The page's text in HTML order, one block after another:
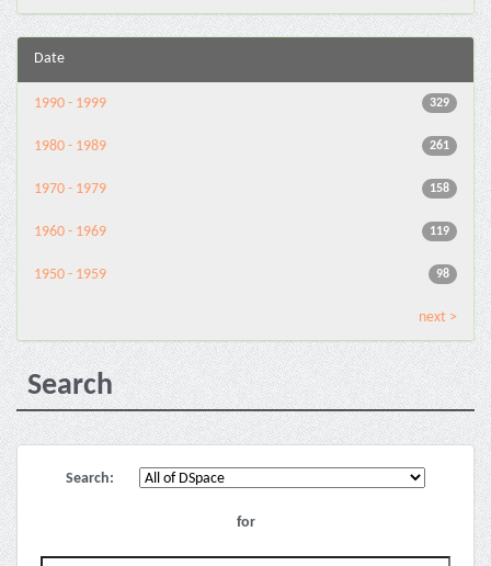
Date
329
1990 - 1999
261
1980 - 1989
158
1970 - 1979
119
1960 - 1969
98
1950 - 1959
next >
Search
Search:
for